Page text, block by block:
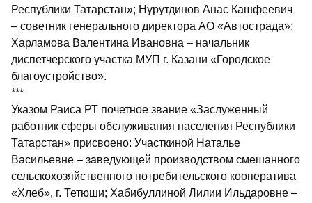
Республики Татарстан»; Нурутдинов Анас Кашфеевич
– советник генерального директора АО «Автострада»;
Харламова Валентина Ивановна – начальник
диспетчерского участка МУП г. Казани «Городское
благоустрой­ство».
***
Указом Раиса РТ почетное звание «Заслуженный
работник сферы обслуживания населения Республики
Татарстан» присвоено: Участкиной Наталье
Васильевне – заведующей производством смешанного
сельскохозяйственного потребительского кооператива
«Хлеб», г. Тетюши; Хабибуллиной Лилии Ильдаровне –